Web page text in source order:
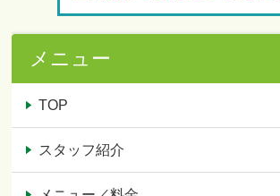
メニュー
TOP
スタッフ紹介